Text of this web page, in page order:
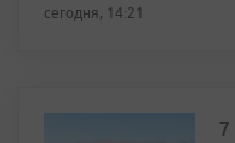
сегодня, 14:21
7